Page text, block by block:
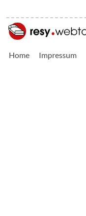
Home Impressum